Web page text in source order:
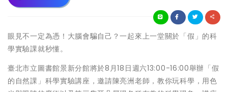
眼見不一定為憑！大腦會騙自己？一起來上一堂關於「假」的科
學實驗課就秒懂。
臺北市立圖書館景新分館將於8月18日週六13:00-16:00舉辦「假
的自然課」科學實驗講座，邀請陳亮洲老師，教你玩科學，用色